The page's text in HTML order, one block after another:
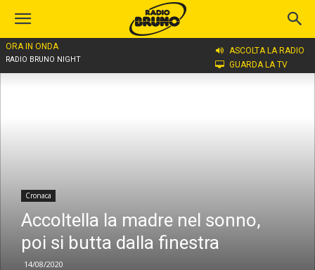
ORA IN ONDA
RADIO BRUNO NIGHT
ASCOLTA LA RADIO
GUARDA LA TV
Home
Cronaca
Accoltella la madre nel sonno,
poi si butta dalla finestra
14/08/2020